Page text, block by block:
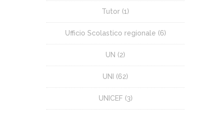
Tutor (1)
Ufficio Scolastico regionale (6)
UN (2)
UNI (62)
UNICEF(3)